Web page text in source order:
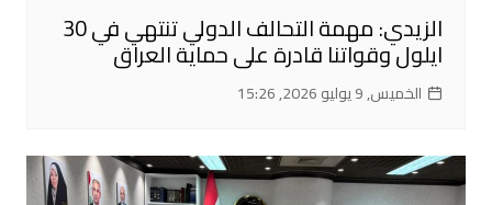
الزيدي: مهمة التحالف الدولي تنتهي في 30
ايلول وقواتنا قادرة على حماية العراق
الخميس, 9 يوليو 2026, 15:26